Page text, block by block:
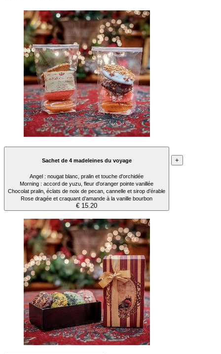
Sachet de 4 madeleines du voyage
Angel : nougat blanc, pralin et touche d'orchidée
Morning : accord de yuzu, fleur d'oranger pointe vanillée
Chocolat pralin, éclats de noix de pecan, cannelle et sirop d’érable
Rose dragée et craquant d’amande à la vanille bourbon
€ 15.20
+